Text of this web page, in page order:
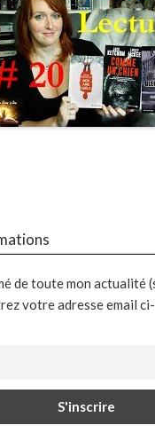
de toute mon actualité
votre adresse email